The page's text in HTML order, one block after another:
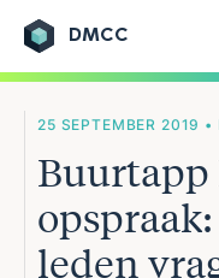
DMCC
25 SEPTEMBER 2019 •
leden